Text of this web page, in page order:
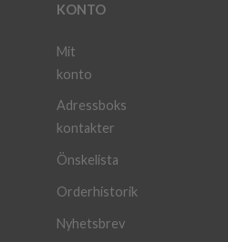
KONTO
Mit
konto
Adressboks
kontakter
Önskelista
Orderhistorik
Nyhetsbrev